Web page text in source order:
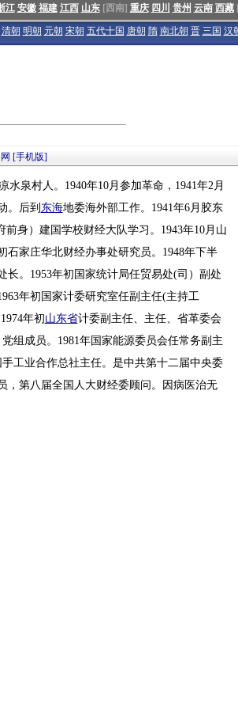
江 安徽 福建 江西 山东[西南] 重庆 四川 贵州 云南 西藏
清朝 明朝 元朝 宋朝 五代十国 唐朝 隋 南北朝 晋 三国 汉
[手机版]
泉村人。1940年10月参加革命，1941年2月
。后到 东海地委海外部工作。1941年6月胶东
身）建国学校财经大队学习。1943年10月山
石家庄华北财经办事处研究员。1948年下半
长。1953年初国家统计局任贸易处(司）副处
年初国家计委研究室任副主任(主持工
年初 山东省计委副主任、主任、省革委会
组成员。1981年国家能源委员会任常务副主
工业合作总社主任。是中共第十二届中央委
，第八届全国人大财经委顾问。因病医治无